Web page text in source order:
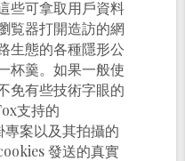
些可拿取用戶資料
覧器打開造訪的網
生態的各種隱形公
杯羹。如果一般使
免有些技術字眼的
支持的
專案以及其拍攝的
發送的真實